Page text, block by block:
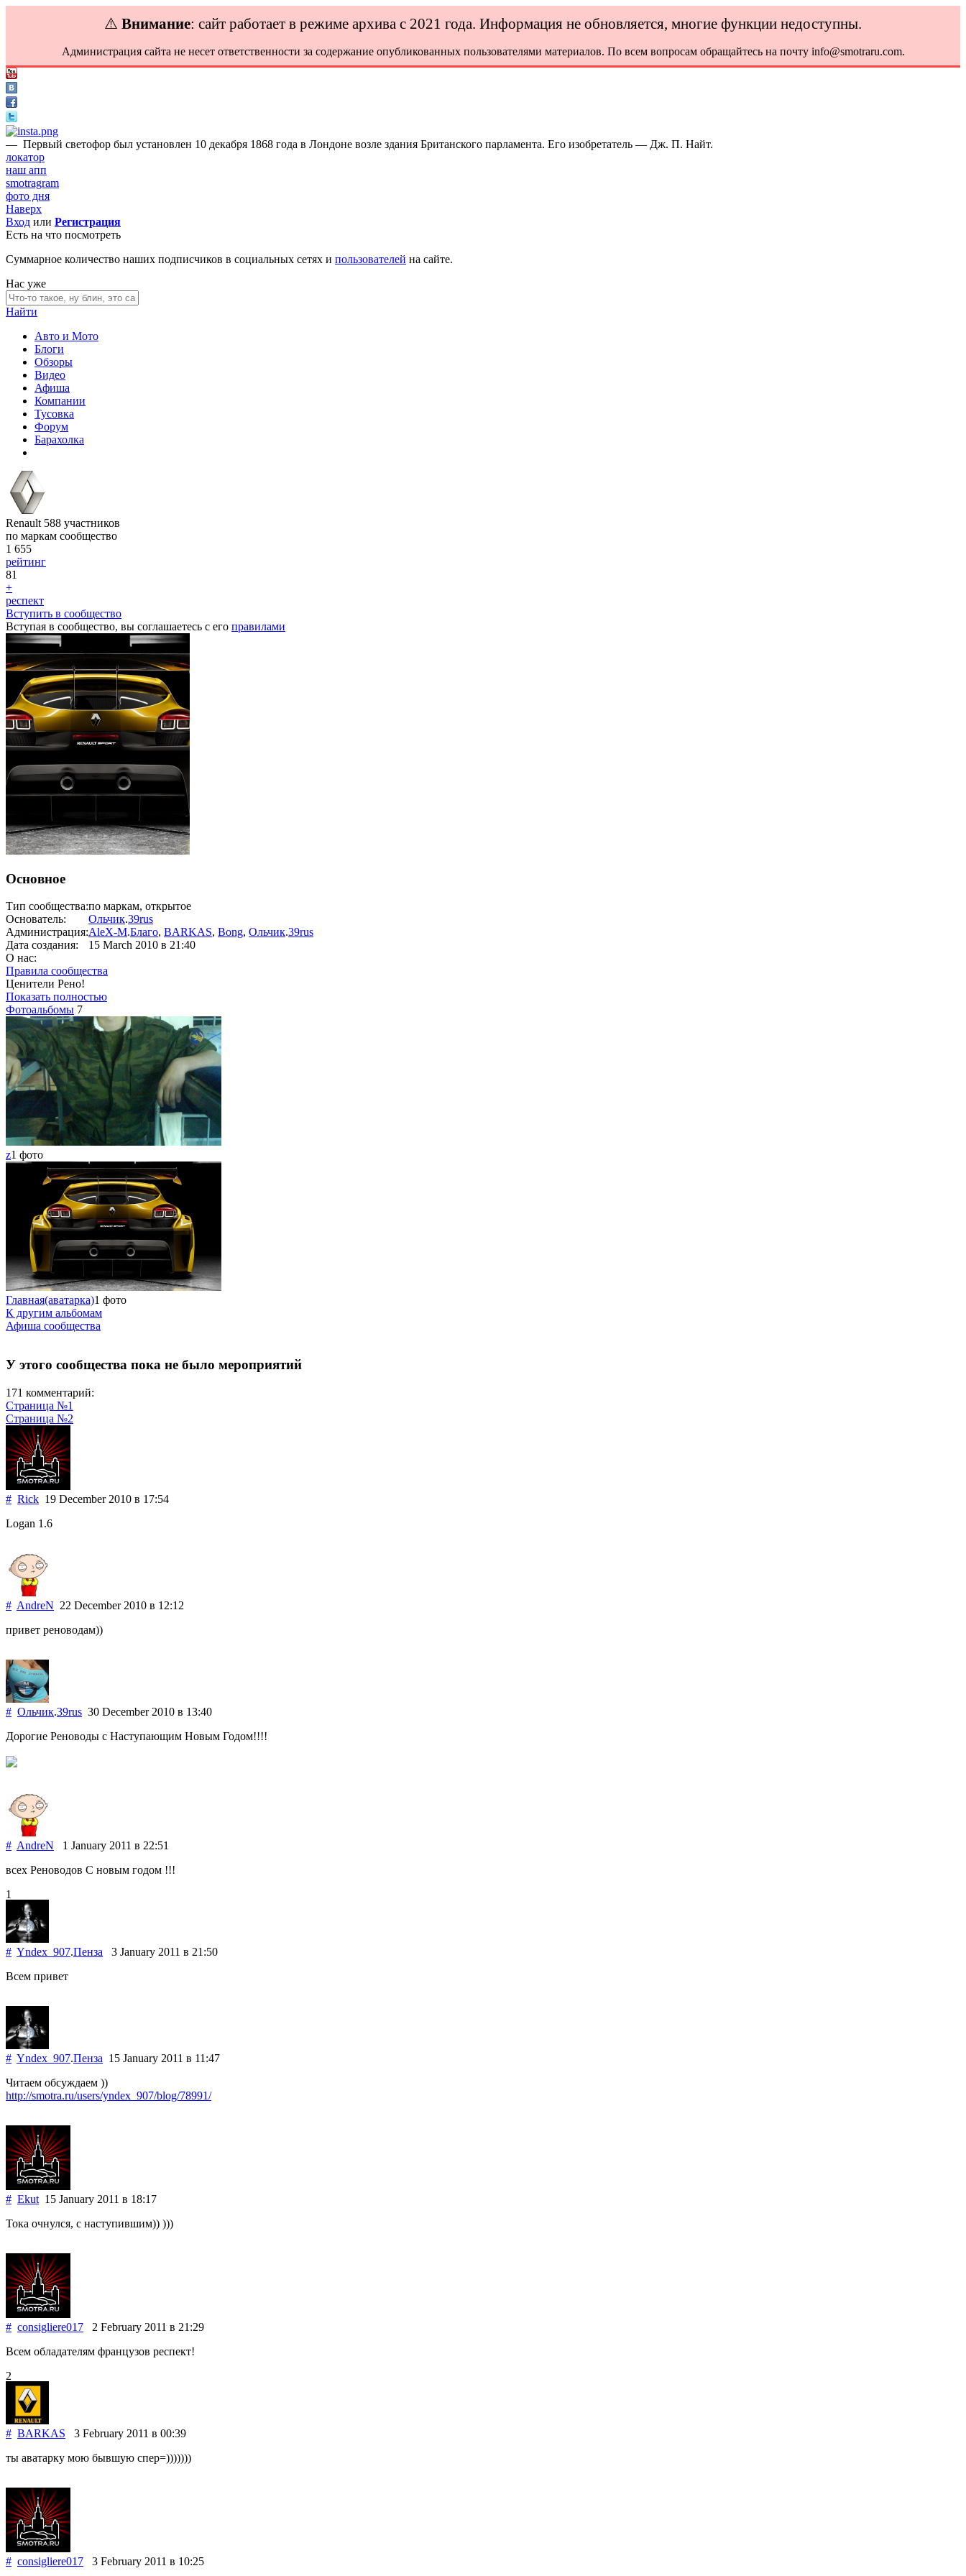
⚠️ Внимание: сайт работает в режиме архива с 2021 года. Информация не обновляется, многие функции недоступны.
Администрация сайта не несет ответственности за содержание опубликованных пользователями материалов. По всем вопросам обращайтесь на почту info@smotraru.com.
— Первый светофор был установлен 10 декабря 1868 года в Лондоне возле здания Британского парламента. Его изобретатель — Дж. П. Найт.
локатор
наш апп
smotragram
фото дня
Наверх
Вход или Регистрация
Есть на что посмотреть
Суммарное количество наших подписчиков в социальных сетях и пользователей на сайте.
Нас уже
Найти
Авто и Мото
Блоги
Обзоры
Видео
Афиша
Компании
Тусовка
Форум
Барахолка
Renault 588 участников
по маркам сообщество
1 655
рейтинг
81
+
респект
Вступить в сообщество
Вступая в сообщество, вы соглашаетесь с его правилами
Основное
Тип сообщества:по маркам, открытое
Основатель:
Ольчик.39rus
Администрация:AleX-M.Благо, BARKAS, Bong, Ольчик.39rus
Дата создания:
15 March 2010 в 21:40
О нас:
Правила сообщества
Ценители Рено!
Показать полностью
Фотоальбомы 7
z1 фото
Главная(аватарка)1 фото
К другим альбомам
Афиша сообщества
У этого сообщества пока не было мероприятий
171 комментарий:
Страница №1
Страница №2
# Rick 19 December 2010 в 17:54
Logan 1.6
# AndreN 22 December 2010 в 12:12
привет реноводам))
# Ольчик.39rus 30 December 2010 в 13:40
Дорогие Реноводы с Наступающим Новым Годом!!!!
# AndreN 1 January 2011 в 22:51
всех Реноводов С новым годом !!!
1
# Yndex_907.Пенза 3 January 2011 в 21:50
Всем привет
# Yndex_907.Пенза 15 January 2011 в 11:47
Читаем обсуждаем ))
http://smotra.ru/users/yndex_907/blog/78991/
# Ekut 15 January 2011 в 18:17
Тока очнулся, с наступившим)) )))
# consigliere017 2 February 2011 в 21:29
Всем обладателям французов респект!
2
# BARKAS 3 February 2011 в 00:39
ты аватарку мою бывшую спер=)))))))
# consigliere017 3 February 2011 в 10:25